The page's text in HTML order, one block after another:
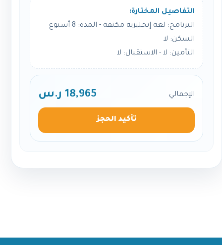
التفاصيل المختارة:
البرنامج: لغة إنجليزية مكثفة - المدة: 8 أسبوع
السكن: لا
التأمين: لا - الاستقبال: لا
الإجمالي 18,965 ر.س
تأكيد الحجز